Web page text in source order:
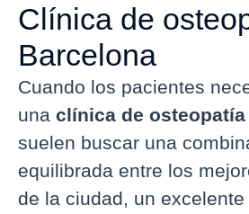
Clínica de
Barcelona
Cuando los pacientes
una clínica de
suelen buscar una
equilibrada entre los
de la ciudad, un excelente